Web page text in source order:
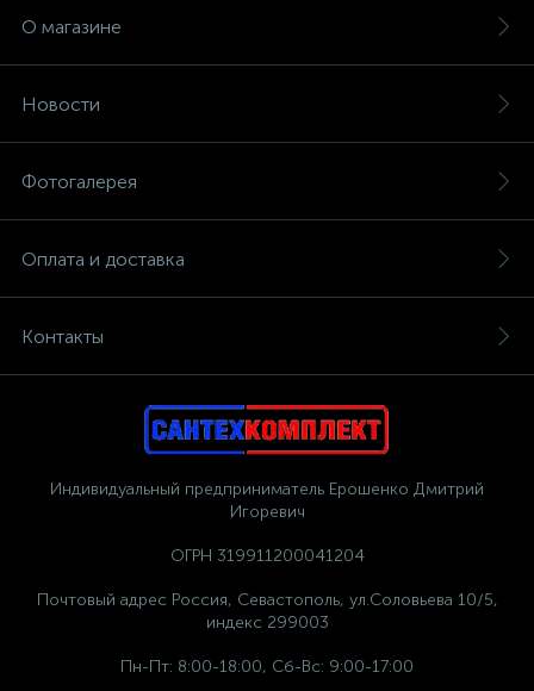
О магазине
Новости
Фотогалерея
Оплата и доставка
Контакты
Индивидуальный предприниматель Ерошенко Дмитрий
Игоревич
ОГРН 319911200041204
Почтовый адрес Россия, Севастополь, ул.Соловьева 10/5,
индекс 299003
Пн-Пт: 8:00-18:00, Сб-Вс: 9:00-17:00